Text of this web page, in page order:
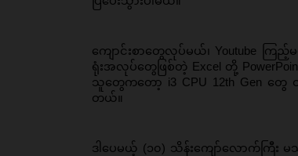
ကျောင်းစာတွေလုပ်မယ်၊ Youtube က
ရုံးအလုပ်တွေဖြစ်တဲ့ Excel တို့
သူတွေကတော့ i3 CPU 12th Gen တွေ
တယ်။
ဒါပေမယ့် (၁၀) သိန်းကျော်လောက်ကြီး